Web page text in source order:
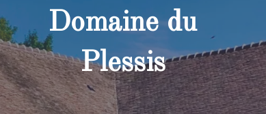
Domaine du
Plessis